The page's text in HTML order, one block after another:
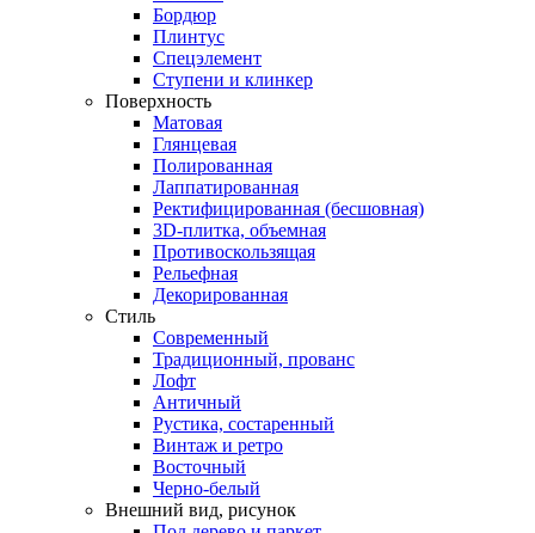
Бордюр
Плинтус
Спецэлемент
Ступени и клинкер
Поверхность
Матовая
Глянцевая
Полированная
Лаппатированная
Ректифицированная (бесшовная)
3D-плитка, объемная
Противоскользящая
Рельефная
Декорированная
Стиль
Современный
Традиционный, прованс
Лофт
Античный
Рустика, состаренный
Винтаж и ретро
Восточный
Черно-белый
Внешний вид, рисунок